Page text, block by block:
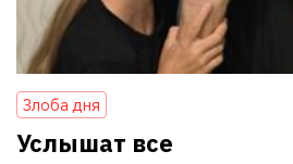
Злоба дня
Услышат все